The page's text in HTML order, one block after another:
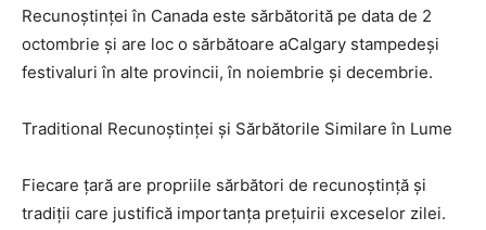
Recunoștinței în Canada este sărbătorită pe data de 2
octombrie și are loc o sărbătoare aCalgary stampedeși
festivaluri în alte provincii, în noiembrie și decembrie.
Traditional Recunoștinței și Sărbătorile Similare în Lume
Fiecare țară are propriile sărbători de recunoștință și
tradiții care justifică importanța prețuirii exceselor zilei.